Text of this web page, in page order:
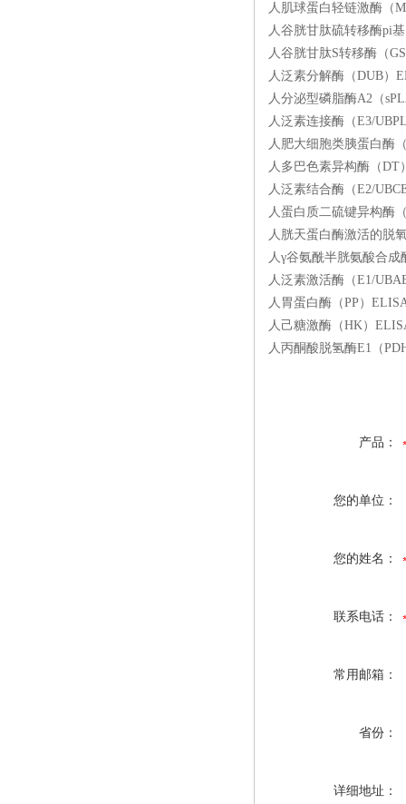
人肌球蛋白轻链激酶（
人谷胱甘肽硫转移酶pi
人谷胱甘肽S转移酶（
人泛素分解酶（DUB）
人分泌型磷脂酶A2（
人泛素连接酶（E3/
人肥大细胞类胰蛋白酶
人多巴色素异构酶（
人泛素结合酶（E2/
人蛋白质二硫键异构酶
人胱天蛋白酶激活的脱
人γ谷氨酰半胱氨酸合
人泛素激活酶（E1/
人胃蛋白酶（PP）
人己糖激酶（HK）
人丙酮酸脱氢酶E1（
产品：
您的单位：
您的姓名：
联系电话：
常用邮箱：
省份：
详细地址：